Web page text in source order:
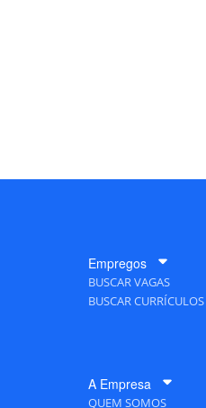
Empregos
BUSCAR VAGAS
BUSCAR CURRÍCULOS
A Empresa
QUEM SOMOS